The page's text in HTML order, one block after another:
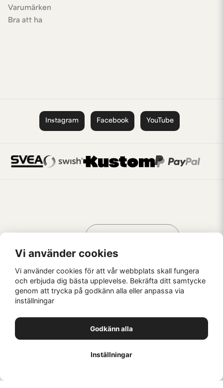
Varumärken
Bra att ha
Instagram Facebook YouTube
Kaffebrus AB, Förskeppsgatan 2, 271 55 Ystad
AV KREATÖRER
Vi använder cookies
Vi använder cookies för att vår webbplats skall fungera
och erbjuda dig bästa upplevelse. Bekräfta ditt samtycke
genom att trycka på godkänn alla eller anpassa via
inställningar
Godkänn alla
Inställningar